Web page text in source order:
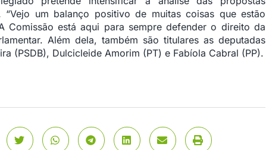
“Vejo um balanço positivo de muitas coisas que estão
Comissão está aqui para sempre defender o direito da
Além dela, também são titulares as deputadas
(PSDB), Dulcicleide Amorim (PT) e Fabíola Cabral (PP).